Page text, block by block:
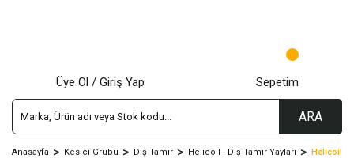
ARA
Üye Ol / Giriş Yap Sepetim
Anasayfa Kesici Grubu Diş Tamir Helicoil - Diş Tamir Yayları Helicoil -